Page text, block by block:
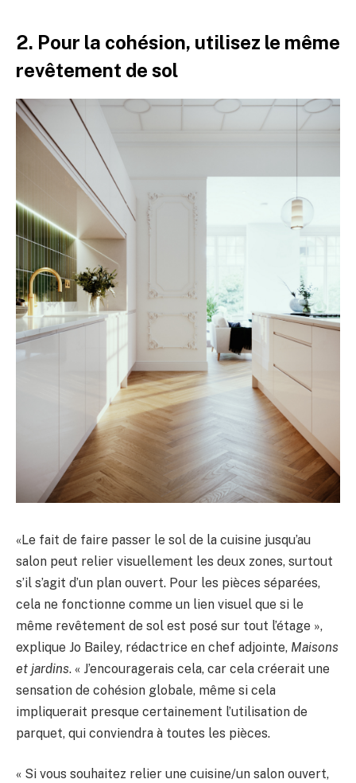
2. Pour la cohésion, utilisez le même
revêtement de sol
«Le fait de faire passer le sol de la cuisine jusqu’au
salon peut relier visuellement les deux zones, surtout
s’il s’agit d’un plan ouvert. Pour les pièces séparées,
cela ne fonctionne comme un lien visuel que si le
même revêtement de sol est posé sur tout l’étage »,
explique Jo Bailey, rédactrice en chef adjointe, Maisons
et jardins. « J’encouragerais cela, car cela créerait une
sensation de cohésion globale, même si cela
impliquerait presque certainement l’utilisation de
parquet, qui conviendra à toutes les pièces.
« Si vous souhaitez relier une cuisine/un salon ouvert,